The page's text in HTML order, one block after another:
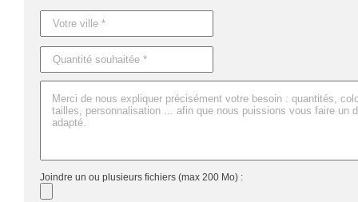
Joindre un ou plusieurs fichiers (max 200 Mo) :